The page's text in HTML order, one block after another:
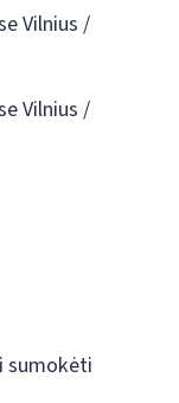
Vilnius /
Vilnius /
sumokėti